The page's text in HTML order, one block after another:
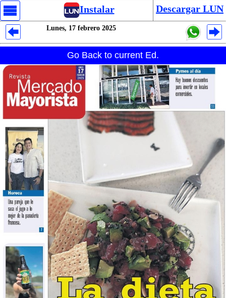
Instalar Descargar LUN
Lunes, 17 febrero 2025
Go Back to current Ed.
Despliegues Analytics
Despliegues Totales
Despliegues por Rubros